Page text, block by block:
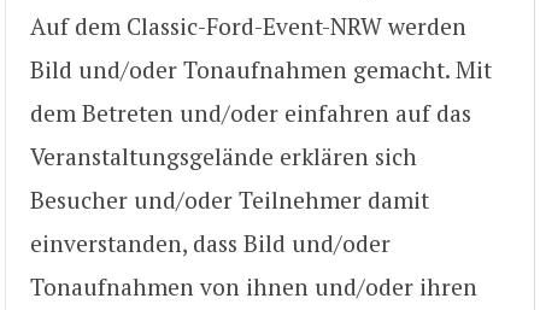
Auf dem Classic-Ford-Event-NRW werden
Bild und/oder Tonaufnahmen gemacht. Mit
dem Betreten und/oder einfahren auf das
Veranstaltungsgelände erklären sich
Besucher und/oder Teilnehmer damit
einverstanden, dass Bild und/oder
Tonaufnahmen von ihnen und/oder ihren